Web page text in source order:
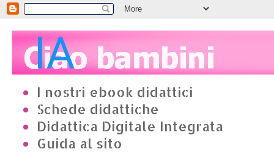
I nostri ebook didattici
Schede didattiche
Didattica Digitale Integrata
Guida al sito